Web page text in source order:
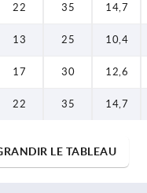
22 35 14,7
13 25 10,4
17 30 12,6
22 35 14,7
LE TABLEAU